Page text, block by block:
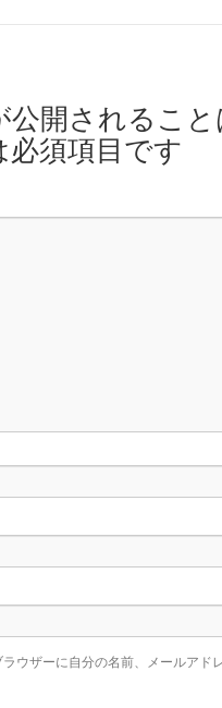
公開されるこ
須項目です
ウザーに自分の名前、メールアド